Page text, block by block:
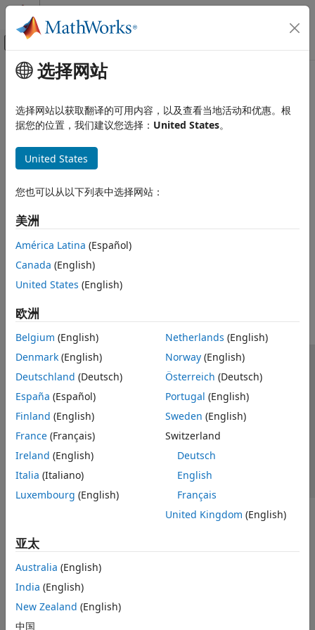
跳到内容
画布外导航菜单切换
文档主页
主要内容
选择网站
选择网站以获取翻译的可用内容，以及查看当地活动和优惠。根
据您的位置，我们建议您选择： United States。
United States
您也可以从以下列表中选择网站：
美洲
América Latina (Español)
Canada (English)
United States (English)
欧洲
Belgium (English)
Denmark (English)
Deutschland (Deutsch)
España (Español)
Finland (English)
France (Français)
Ireland (English)
Italia (Italiano)
Luxembourg (English)
Netherlands (English)
Norway(English)
Österreich (Deutsch)
Portugal (English)
Sweden (English)
Switzerland
Deutsch
English
Français
United Kingdom (English)
亚太
Australia (English)
India (English)
New Zealand (English)
中国
信任中心 商标 隐私政策 防盗版
应用程序状态
联系我们
© 1994-2026 The MathWorks, Inc.